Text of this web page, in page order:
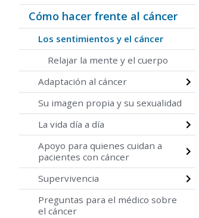
Cómo hacer frente al cáncer
Los sentimientos y el cáncer
Relajar la mente y el cuerpo
Adaptación al cáncer
Su imagen propia y su sexualidad
La vida día a día
Apoyo para quienes cuidan a
pacientes con cáncer
Supervivencia
Preguntas para el médico sobre
el cáncer